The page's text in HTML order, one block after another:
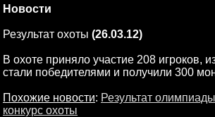
Новости
Результат охоты (26.03.12)
В охоте приняло участие 208 игроков,
стали победителями и получили 300
Похожие новости: Результат олимпиады
конкурс охоты